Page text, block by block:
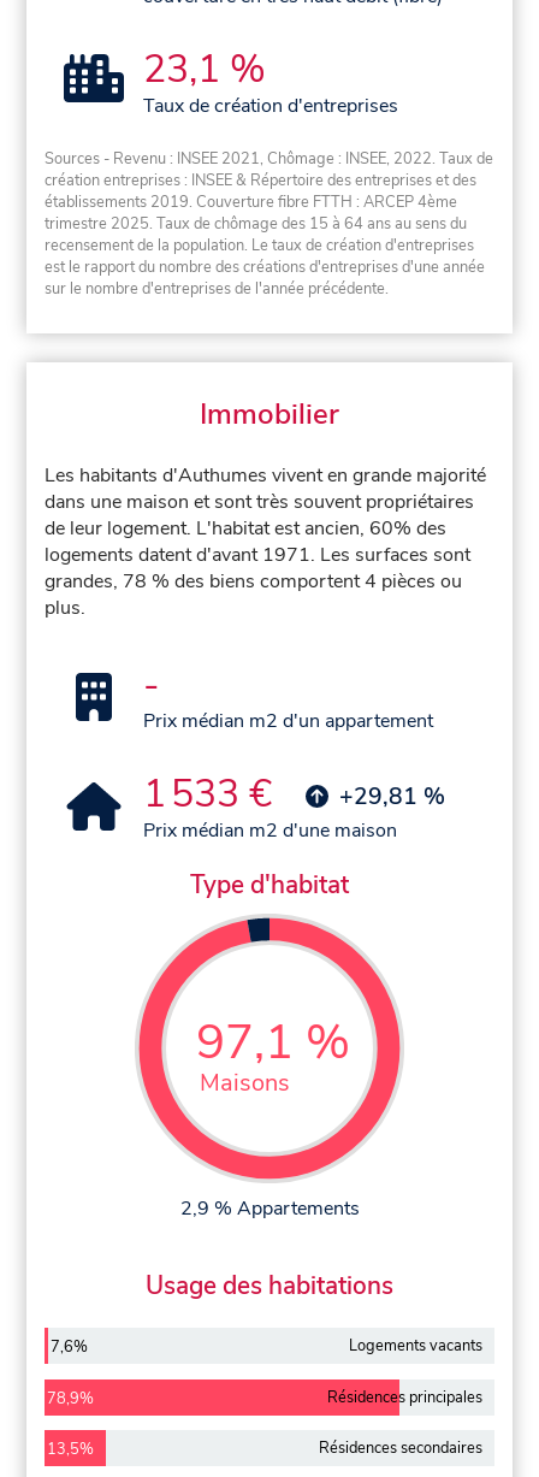
23,1 %
Taux de création d'entreprises
Sources - Revenu : INSEE 2021, Chômage : INSEE, 2022. Taux de
création entreprises : INSEE & Répertoire des entreprises et des
établissements 2019. Couverture fibre FTTH : ARCEP 4ème
trimestre 2025. Taux de chômage des 15 à 64 ans au sens du
recensement de la population. Le taux de création d'entreprises
est le rapport du nombre des créations d'entreprises d'une année
sur le nombre d'entreprises de l'année précédente.
Immobilier
Les habitants d'Authumes vivent en grande majorité
dans une maison et sont très souvent propriétaires
de leur logement. L'habitat est ancien, 60% des
logements datent d'avant 1971. Les surfaces sont
grandes, 78 % des biens comportent 4 pièces ou
plus.
-
Prix médian m2 d'un appartement
1 533 € +29,81 %
Prix médian m2 d'une maison
Type d'habitat
97,1 %
Maisons
2,9 % Appartements
Usage des habitations
7,6% Logements vacants
78,9% Résidences principales
13,5% Résidences secondaires